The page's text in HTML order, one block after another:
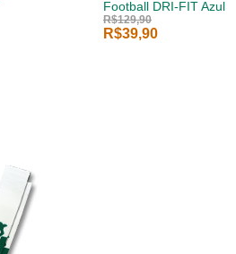
Football DRI-FIT Azul
R$129,90
R$39,90